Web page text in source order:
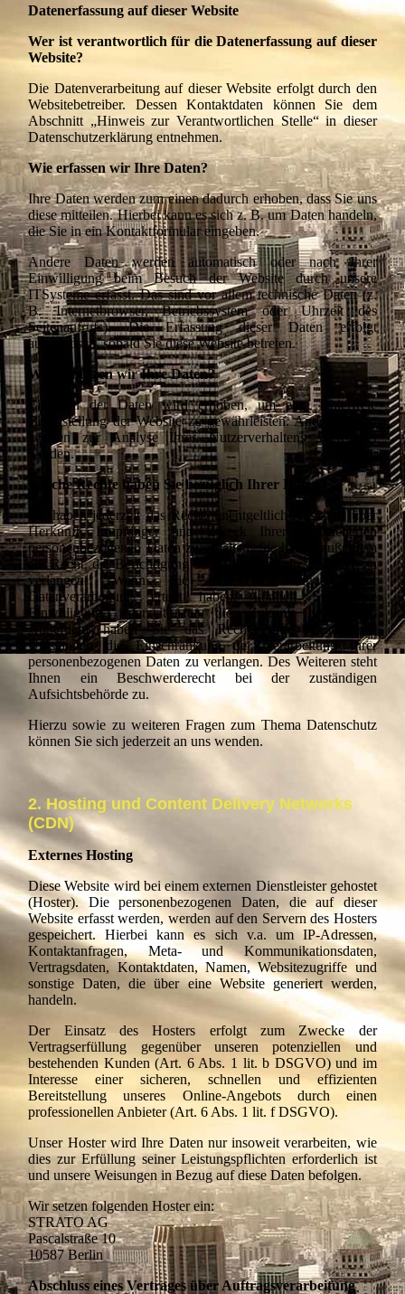
Datenerfassung auf dieser Website
Wer ist verantwortlich für die Datenerfassung auf dieser
Website?
Die Datenverarbeitung auf dieser Website erfolgt durch den
Websitebetreiber. Dessen Kontaktdaten können Sie dem
Abschnitt „Hinweis zur Verantwortlichen Stelle“ in dieser
Datenschutzerklärung entnehmen.
Wie erfassen wir Ihre Daten?
Ihre Daten werden zum einen dadurch erhoben, dass Sie uns
diese mitteilen. Hierbei kann es sich z. B. um Daten handeln,
die Sie in ein Kontaktformular eingeben.
Andere Daten werden automatisch oder nach Ihrer
Einwilligung beim Besuch der Website durch unsere
ITSysteme erfasst. Das sind vor allem technische Daten (z.
B. Internetbrowser, Betriebssystem oder Uhrzeit des
Seitenaufrufs). Die Erfassung dieser Daten erfolgt
automatisch, sobald Sie diese Website betreten.
Wofür nutzen wir Ihre Daten?
Ein Teil der Daten wird erhoben, um eine fehlerfreie
Bereitstellung der Website zu gewährleisten. Andere Daten
können zur Analyse Ihres Nutzerverhaltens verwendet
werden.
Welche Rechte haben Sie bezüglich Ihrer Daten?
Sie haben jederzeit das Recht, unentgeltlich Auskunft über
Herkunft, Empfänger und Zweck Ihrer gespeicherten
personenbezogenen Daten zu erhalten. Sie haben außerdem
ein Recht, die Berichtigung oder Löschung dieser Daten zu
verlangen. Wenn Sie eine Einwilligung zur
Datenverarbeitung erteilt haben, können Sie diese
Einwilligung jederzeit für die Zukunft widerrufen.
Außerdem haben Sie das Recht, unter bestimmten
Umständen die Einschränkung der Verarbeitung Ihrer
personenbezogenen Daten zu verlangen. Des Weiteren steht
Ihnen ein Beschwerderecht bei der zuständigen
Aufsichtsbehörde zu.
Hierzu sowie zu weiteren Fragen zum Thema Datenschutz
können Sie sich jederzeit an uns wenden.
2. Hosting und Content Delivery Networks
(CDN)
Externes Hosting
Diese Website wird bei einem externen Dienstleister gehostet
(Hoster). Die personenbezogenen Daten, die auf dieser
Website erfasst werden, werden auf den Servern des Hosters
gespeichert. Hierbei kann es sich v.a. um IP-Adressen,
Kontaktanfragen, Meta- und Kommunikationsdaten,
Vertragsdaten, Kontaktdaten, Namen, Websitezugriffe und
sonstige Daten, die über eine Website generiert werden,
handeln.
Der Einsatz des Hosters erfolgt zum Zwecke der
Vertragserfüllung gegenüber unseren potenziellen und
bestehenden Kunden (Art. 6 Abs. 1 lit. b DSGVO) und im
Interesse einer sicheren, schnellen und effizienten
Bereitstellung unseres Online-Angebots durch einen
professionellen Anbieter (Art. 6 Abs. 1 lit. f DSGVO).
Unser Hoster wird Ihre Daten nur insoweit verarbeiten, wie
dies zur Erfüllung seiner Leistungspflichten erforderlich ist
und unsere Weisungen in Bezug auf diese Daten befolgen.
Wir setzen folgenden Hoster ein:
STRATO AG
Pascalstraße 10
10587 Berlin
Abschluss eines Vertrages über Auftragsverarbeitung